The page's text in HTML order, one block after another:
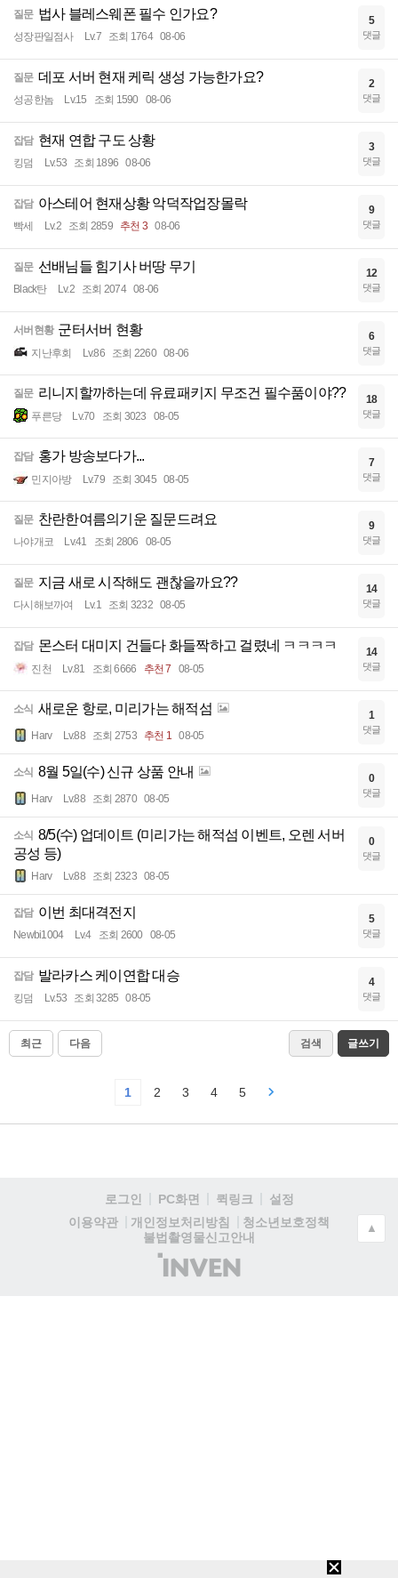
질문 법사 블레스웨폰 필수 인가요?
성장판일점사 Lv.7 조회 1764 08-06
5
댓글
질문 데포 서버 현재 케릭 생성 가능한가요?
성공한놈 Lv.15 조회 1590 08-06
2
댓글
잡담 현재 연합 구도 상황
킹덤 Lv.53 조회 1896 08-06
3
댓글
잡담 아스테어 현재상황 악덕작업장몰락
빡세 Lv.2 조회 2859 추천 3 08-06
9
댓글
질문 선배님들 힘기사 버땅 무기
Black탄 Lv.2 조회 2074 08-06
12
댓글
서버현황 군터서버 현황
지난후회 Lv.86 조회 2260 08-06
6
댓글
질문 리니지할까하는데 유료패키지 무조건 필수품이야??
푸른당 Lv.70 조회 3023 08-05
18
댓글
잡담 홍가 방송보다가...
민지아방 Lv.79 조회 3045 08-05
7
댓글
질문 찬란한여름의기운 질문드려요
나야개코 Lv.41 조회 2806 08-05
9
댓글
질문 지금 새로 시작해도 괜찮을까요??
다시해보까여 Lv.1 조회 3232 08-05
14
댓글
잡담 몬스터 대미지 건들다 화들짝하고 걸렸네 ㅋㅋㅋㅋ
진천 Lv.81 조회 6666 추천 7 08-05
14
댓글
소식 새로운 항로, 미리가는 해적섬
Harv Lv.88 조회 2753 추천 1 08-05
1
댓글
소식 8월 5일(수) 신규 상품 안내
Harv Lv.88 조회 2870 08-05
0
댓글
소식 8/5(수) 업데이트 (미리가는 해적섬 이벤트, 오렌 서버
공성 등)
Harv Lv.88 조회 2323 08-05
0
댓글
잡담 이번 최대격전지
Newbi1004 Lv.4 조회 2600 08-05
5
댓글
잡담 발라카스 케이연합 대승
킹덤 Lv.53 조회 3285 08-05
4
댓글
최근 다음 검색 글쓰기
1 2 3 4 5
로그인 PC화면 퀵링크
설정
이용약관
개인정보처리방침
청소년보호정책
불법촬영물신고안내
(주)
인
▲